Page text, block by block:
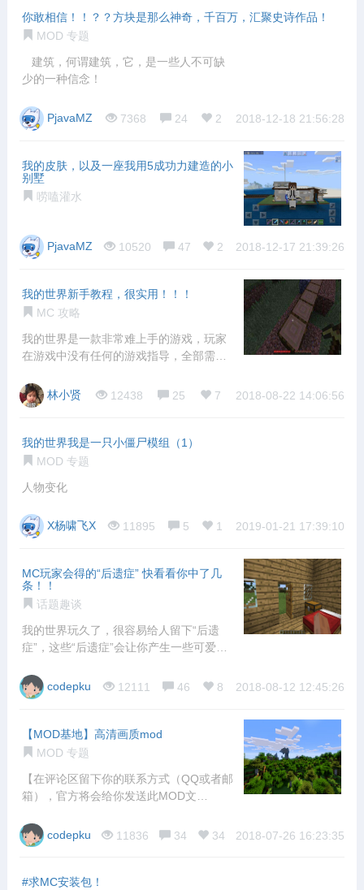
你敢相信！！？？方块是那么神奇，千百万，汇聚史诗作品！
MOD 专题
建筑，何谓建筑，它，是一些人不可缺
少的一种信念！
PjavaMZ 7368 24 2 2018-12-18 21:56:28
我的皮肤，以及一座我用5成功力建造的小
别墅
唠嗑灌水
PjavaMZ 10520 47 2 2018-12-17 21:39:26
我的世界新手教程，很实用！！！
MC 攻略
我的世界是一款非常难上手的游戏，玩家
在游戏中没有任何的游戏指导，全部需要
林小贤
12438 25 7 2018-08-22 14:06:56
我的世界我是一只小僵尸模组（1）
MOD 专题
人物变化
X杨啸飞X 11895 5 1 2019-01-21 17:39:10
MC玩家会得的“后遗症” 快看看你中了几
条！！
话题趣谈
我的世界玩久了，很容易给人留下“后遗
症”，这些“后遗症”会让你产生一些可爱的
codepku
12111 46 8 2018-08-12 12:45:26
【MOD基地】高清画质mod
MOD 专题
【在评论区留下你的联系方式（QQ或者邮
箱），官方将会给你发送此MOD文
codepku
11836 34 34 2018-07-26 16:23:35
#求MC安装包！